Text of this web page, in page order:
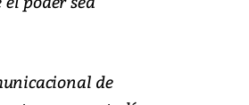
de